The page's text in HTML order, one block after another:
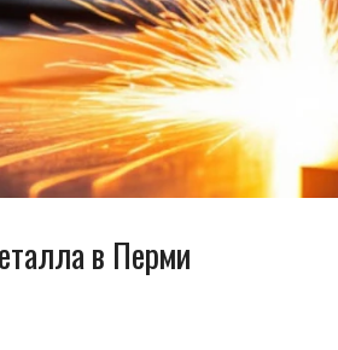
в Перми